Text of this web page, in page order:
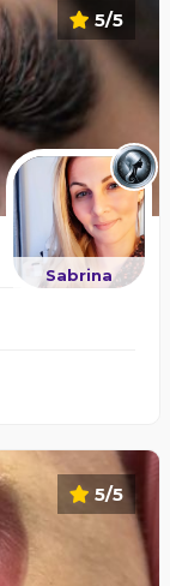
5/5
Sabrina
5/5